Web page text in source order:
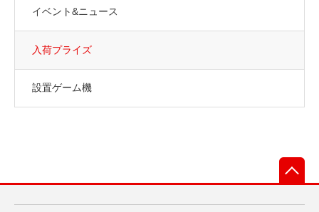
イベント&ニュース
入荷プライズ
設置ゲーム機